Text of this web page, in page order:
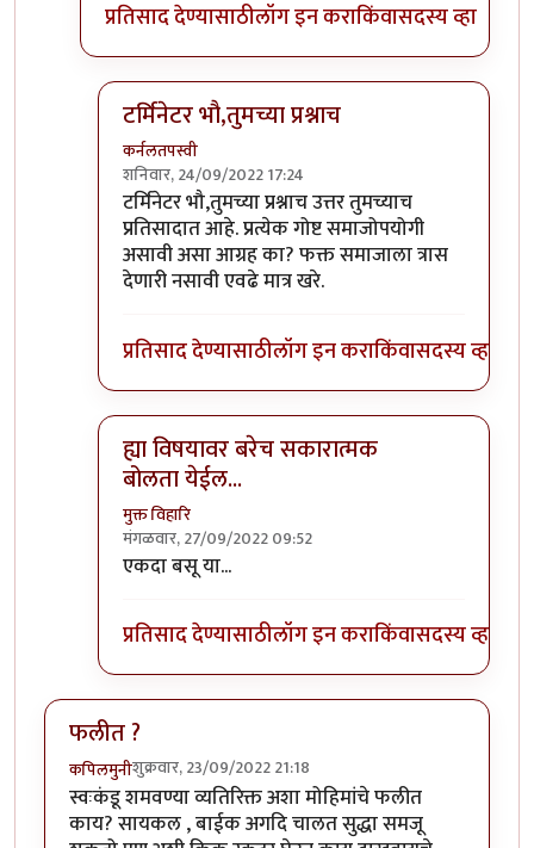
प्रतिसाद देण्यासाठीलॉग इन कराकिंवासदस्य व्हा
टर्मिनेटर भौ,तुमच्या प्रश्नाच
कर्नलतपस्वी
शनिवार, 24/09/2022 17:24
In reply toया जगात भारावलेल्या वेड्यांची कमी नाही.
टर्मिनेटर भौ,तुमच्या प्रश्नाच उत्तर तुमच्याच
प्रतिसादात आहे. प्रत्येक गोष्ट समाजोपयोगी
असावी असा आग्रह का? फक्त समाजाला त्रास
देणारी नसावी एवढे मात्र खरे.
प्रतिसाद देण्यासाठीलॉग इन कराकिंवासदस्य व्हा
ह्या विषयावर बरेच सकारात्मक
बोलता येईल...
मुक्त विहारि
मंगळवार, 27/09/2022 09:52
In reply toया जगात भारावलेल्या वेड्यांची कमी नाही.
एकदा बसू या...
प्रतिसाद देण्यासाठीलॉग इन कराकिंवासदस्य व्हा
फलीत ?
कपिलमुनीशुक्रवार, 23/09/2022 21:18
स्वःकंडू शमवण्या व्यतिरिक्त अशा मोहिमांचे फलीत
काय? सायकल , बाईक अगदि चालत सुद्धा समजू